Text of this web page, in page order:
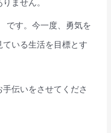
ません。
です。今一度、勇気を
いる生活を目標とす
伝いをさせてくださ